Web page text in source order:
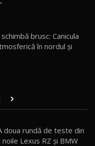
Drive AutoBlog.MD
/ Test Drive
Drive AutoBlog.MD
brusc: Canicula
în nordul și
doua rundă de teste din
Lexus RZ şi BMW